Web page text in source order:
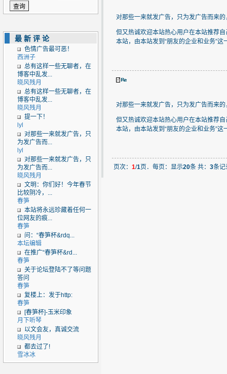
最新评论
色情广告最可恶！
西洲子
总有这样一些无聊者，在
博客中乱发...
晓风残月
总有这样一些无聊者，在
博客中乱发...
晓风残月
提一下！
lyl
对那些一来就发广告，只
为发广告而...
lyl
对那些一来就发广告，只
为发广告而...
晓风残月
文明：你们好！今年春节
比较阴冷，...
春笋
本站将永远珍藏着任何一
位网友的痕...
春笋
问：“春笋杯&rdq...
本坛编辑
在推广“春笋杯&rd...
春笋
关于论坛登陆不了等问题
答问
春笋
复楼上：发于http:
春笋
[春笋杯]-玉米印象
月下听琴
以文会友，真诚交流
晓风残月
都去过了!
雪冰冰
对那些一来就发广告，只为发广告而来
但又热诚欢迎本站热心用户在本站推荐
本站，由本站发到“朋友的企业和业务”这
对那些一来就发广告，只为发广告而来
但又热诚欢迎本站热心用户在本站推荐
本站，由本站发到“朋友的企业和业务”这
页次： 1/1页．每页：显示20条 共： 3条记